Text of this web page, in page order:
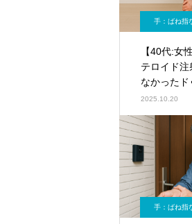
手：ばね指
【40代:女
テロイド注
なかったド
炎に対する
ドケルバン
指側の痛み
2025.10.20
手：ばね指